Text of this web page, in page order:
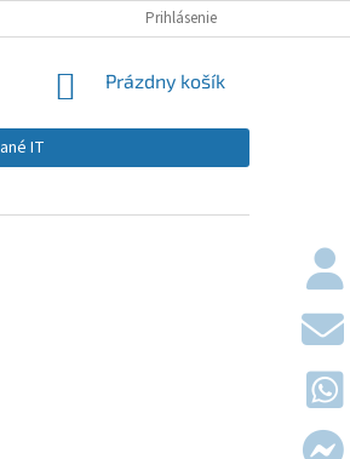
OBCHODNÉ
Prihlásenie
NÁKUPNÝ KOŠÍK
Prázdny košík
IT